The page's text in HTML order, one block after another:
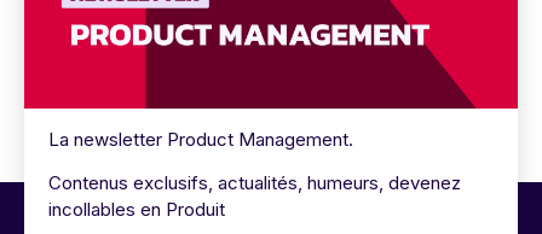
La newsletter Product Management.
Contenus exclusifs, actualités, humeurs, devenez
incollables en Produit